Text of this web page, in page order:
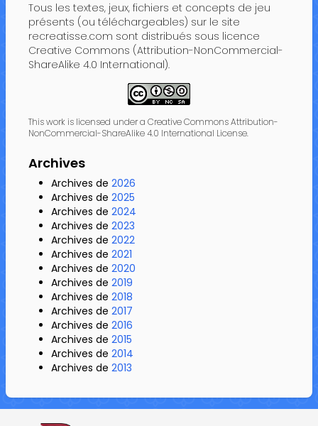
Tous les textes, jeux, fichiers et concepts de jeu
présents (ou téléchargeables) sur le site
recreatisse.com sont distribués sous licence
Creative Commons (Attribution-NonCommercial-
ShareAlike 4.0 International).
This work is licensed under a Creative Commons Attribution-
NonCommercial-ShareAlike 4.0 International License.
Archives
Archives de 2026
Archives de 2025
Archives de 2024
Archives de 2023
Archives de 2022
Archives de 2021
Archives de 2020
Archives de 2019
Archives de 2018
Archives de 2017
Archives de 2016
Archives de 2015
Archives de 2014
Archives de 2013